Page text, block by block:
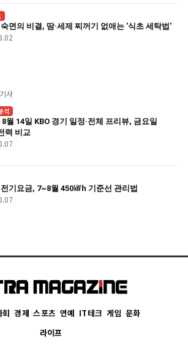
면의 비결, 땀·세제 찌꺼기 없애는 '식초 세탁법'
사
석
8월 14일 KBO 경기 일정·전체 프리뷰, 금요일
력 비교
기요금, 7~8월 450㎾h 기준선 관리법
회 경제 스포츠 연예 IT테크 게임 문화
라이프